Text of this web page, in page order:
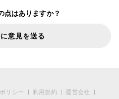
点はありますか？
意見を送る
リシー 利用規約
運営会社